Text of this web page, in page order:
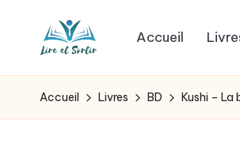
L
i
livres
pour
Accueil
Accueil Livres BD Kushi – La